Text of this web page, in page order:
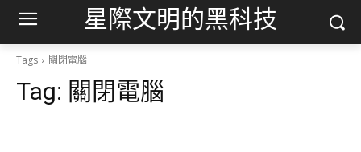
星際文明的黑科技
Tags 關閉電腦
Tag: 關閉電腦